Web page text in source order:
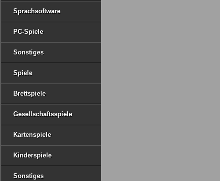
Sprachsoftware
PC-Spiele
Sonstiges
Spiele
Brettspiele
Gesellschaftsspiele
Kartenspiele
Kinderspiele
Sonstiges